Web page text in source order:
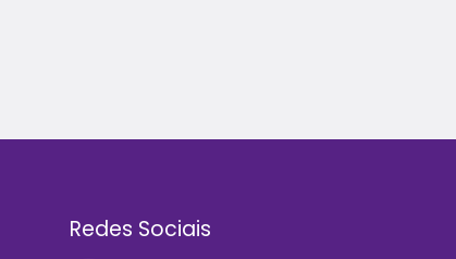
Redes Sociais